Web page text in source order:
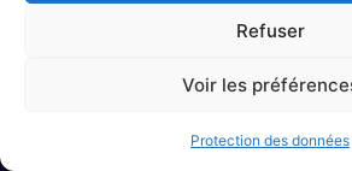
Refuser
Voir les
Protection des données